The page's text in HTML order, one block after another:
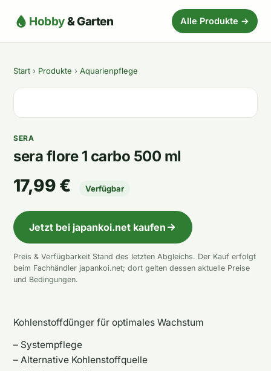
Hobby& Garten Alle Produkte →
Start › Produkte › Aquarienpflege
SERA
sera flore 1 carbo 500 ml
17,99 € Verfügbar
Jetzt bei japankoi.net kaufen
Preis & Verfügbarkeit Stand des letzten Abgleichs. Der Kauf erfolgt
beim Fachhändler japankoi.net; dort gelten dessen aktuelle Preise
und Bedingungen.
Kohlenstoffdünger für optimales Wachstum
– Systempflege
– Alternative Kohlenstoffquelle